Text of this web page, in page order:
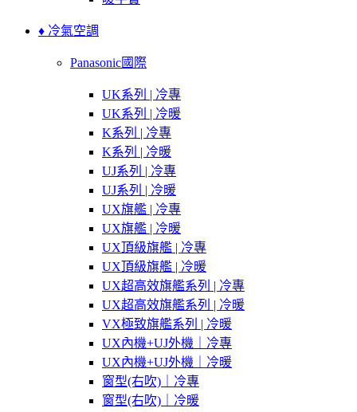
♦ 冷氣空調
Panasonic國際
UK系列 | 冷專
UK系列 | 冷暖
K系列 | 冷專
K系列 | 冷暖
UJ系列 | 冷專
UJ系列 | 冷暖
UX旗艦 | 冷專
UX旗艦 | 冷暖
UX頂級旗艦 | 冷專
UX頂級旗艦 | 冷暖
UX超高效旗艦系列 | 冷專
UX超高效旗艦系列 | 冷暖
VX極致旗艦系列 | 冷暖
UX內機+UJ外機｜冷專
UX內機+UJ外機｜冷暖
窗型(右吹)｜冷專
窗型(右吹)｜冷暖